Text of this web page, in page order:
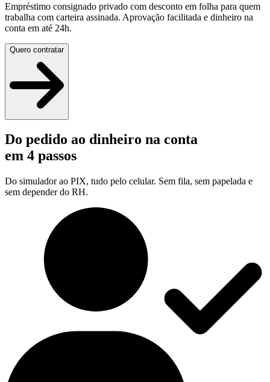
Empréstimo consignado privado com desconto em folha para quem
trabalha com carteira assinada. Aprovação facilitada e dinheiro na
conta em até 24h.
Quero contratar
Do pedido ao dinheiro na conta
em 4 passos
Do simulador ao PIX, tudo pelo celular. Sem fila, sem papelada e
sem depender do RH.